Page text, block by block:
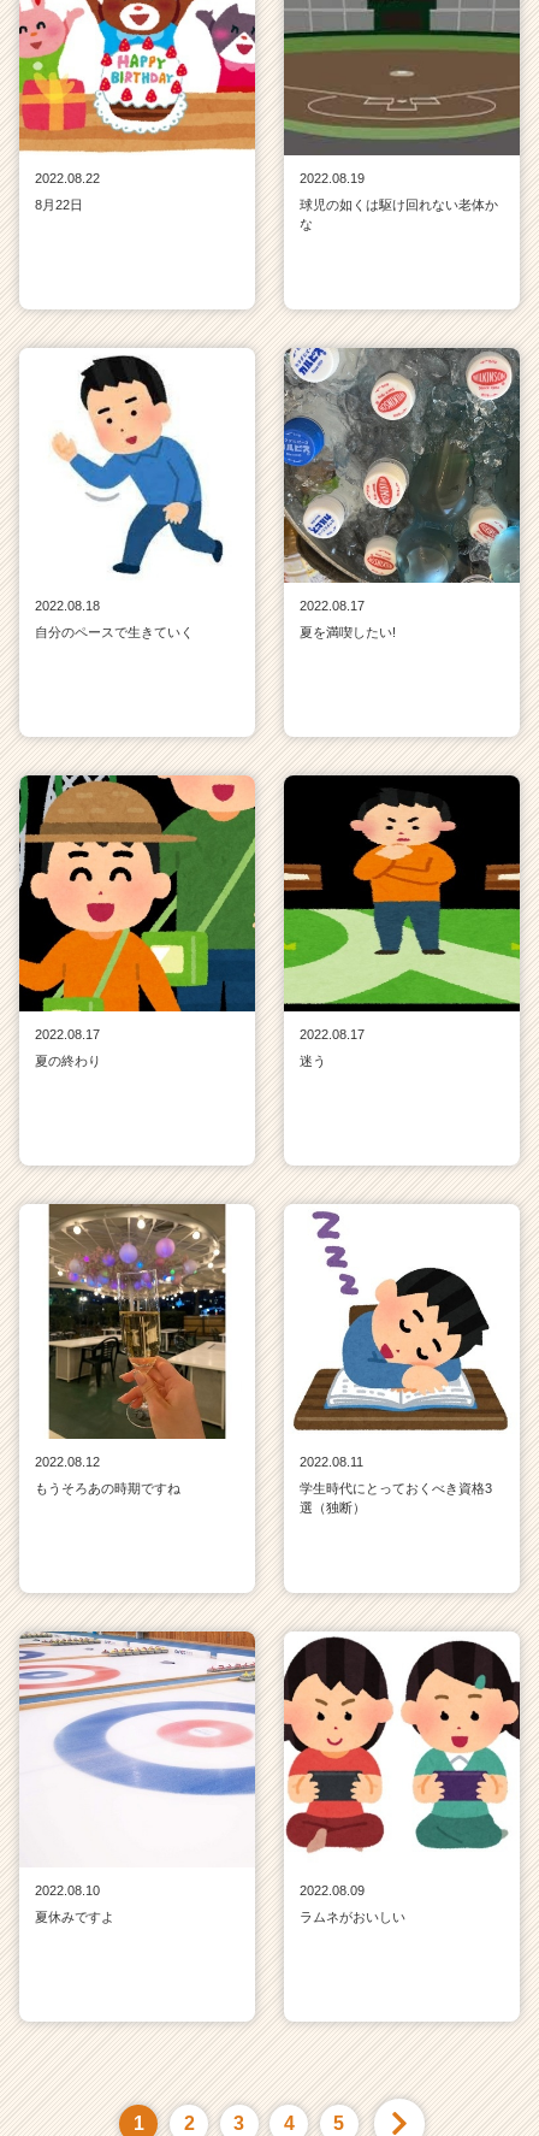
2022.08.22
8月22日
2022.08.19
球児の如くは駆け回れない老体か
な
2022.08.18
自分のペースで生きていく
2022.08.17
夏を満喫したい!
2022.08.17
夏の終わり
2022.08.17
迷う
2022.08.12
もうそろあの時期ですね
2022.08.11
学生時代にとっておくべき資格3
選（独断）
2022.08.10
夏休みですよ
2022.08.09
ラムネがおいしい
1 2 3 4 5